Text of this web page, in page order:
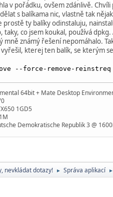
v pořádku, ovšem zdánlivě.
s balíkama nic, vlastně tak
prostě ty balíky odinstaluju,
taky, co jsem koukal, používá
mně známý řešení nepomáhalo.
kterej ten balík, se kterým
--force-remove-reinstreq
64bit + Mate Desktop
1GD5
Demokratische Republik 3 @
nevkládat dotazy! ► Správa aplikací ►